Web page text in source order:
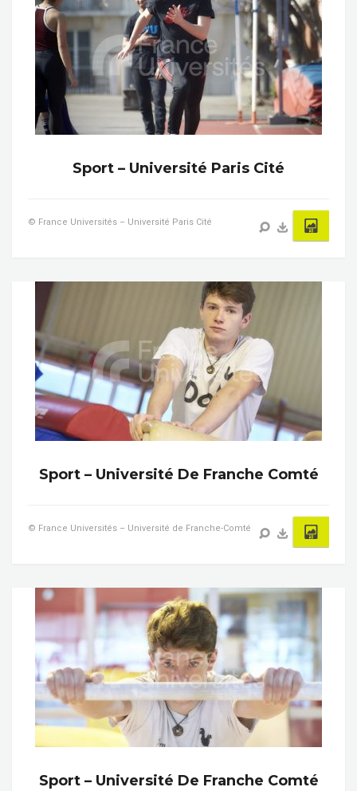
Sport – Université Paris Cité
© France Universités – Université Paris Cité
Sport – Université De Franche Comté
© France Universités – Université de Franche-Comté
Sport – Université De Franche Comté